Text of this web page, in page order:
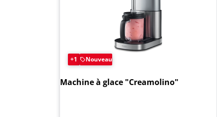
+1 Nouveau
Machine à glace "Creamolino"